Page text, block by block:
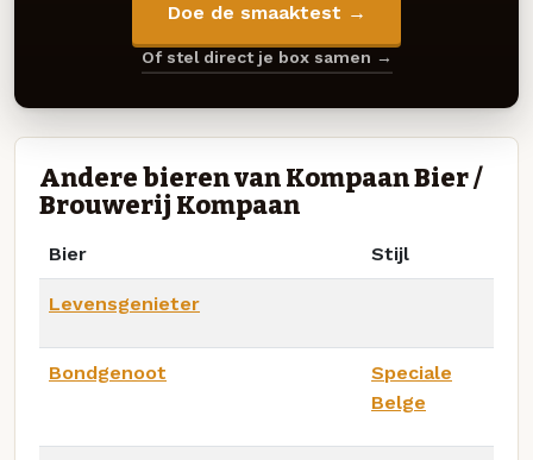
Doe de smaaktest →
Of stel direct je box samen →
Andere bieren van Kompaan Bier /
Brouwerij Kompaan
Bier Stijl
Levensgenieter
Bondgenoot
Speciale
Belge